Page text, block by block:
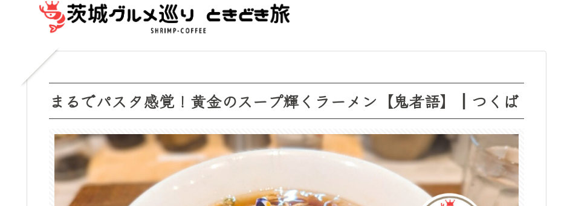
まるでパスタ感覚！黄金のスープ輝くラーメン【鬼者語】┃つくば